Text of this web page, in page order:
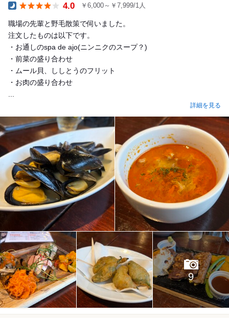
4.0 ￥6,000～￥7,999/1人
職場の先輩と野毛散策で伺いました。
注文したものは以下です。
・お通しのspa de ajo(ニンニクのスープ？)
・前菜の盛り合わせ
・ムール貝、ししとうのフリット
・お肉の盛り合わせ
...
詳細を見る
9